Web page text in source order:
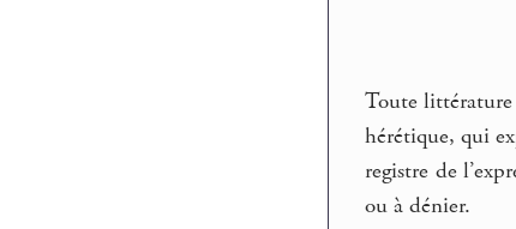
Toute littérature
hérétique, qui
registre de
ou à dénier.